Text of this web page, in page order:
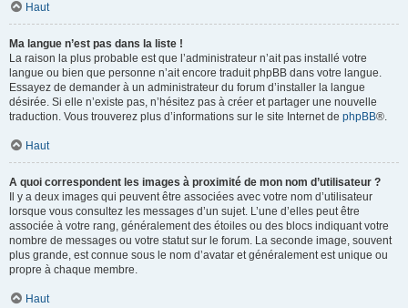
Haut
Ma langue n’est pas dans la liste !
La raison la plus probable est que l’administrateur n’ait pas installé votre
langue ou bien que personne n’ait encore traduit phpBB dans votre langue.
Essayez de demander à un administrateur du forum d’installer la langue
désirée. Si elle n’existe pas, n’hésitez pas à créer et partager une nouvelle
traduction. Vous trouverez plus d’informations sur le site Internet de phpBB®.
Haut
A quoi correspondent les images à proximité de mon nom d’utilisateur ?
Il y a deux images qui peuvent être associées avec votre nom d’utilisateur
lorsque vous consultez les messages d’un sujet. L’une d’elles peut être
associée à votre rang, généralement des étoiles ou des blocs indiquant votre
nombre de messages ou votre statut sur le forum. La seconde image, souvent
plus grande, est connue sous le nom d’avatar et généralement est unique ou
propre à chaque membre.
Haut